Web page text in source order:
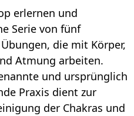
erlernen und
Serie von fünf
die mit Körper,
Atmung arbeiten.
und ursprünglich
Praxis dient zur
der Chakras und